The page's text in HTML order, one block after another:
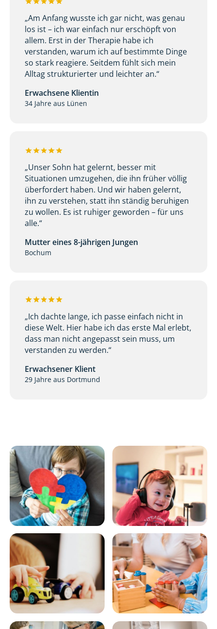
„Am Anfang wusste ich gar nicht, was genau
los ist – ich war einfach nur erschöpft von
allem. Erst in der Therapie habe ich
verstanden, warum ich auf bestimmte Dinge
so stark reagiere. Seitdem fühlt sich mein
Alltag strukturierter und leichter an.“
Erwachsene Klientin
34 Jahre aus Lünen
„Unser Sohn hat gelernt, besser mit
Situationen umzugehen, die ihn früher völlig
überfordert haben. Und wir haben gelernt,
ihn zu verstehen, statt ihn ständig beruhigen
zu wollen. Es ist ruhiger geworden – für uns
alle.“
Mutter eines 8-jährigen Jungen
Bochum
„Ich dachte lange, ich passe einfach nicht in
diese Welt. Hier habe ich das erste Mal erlebt,
dass man nicht angepasst sein muss, um
verstanden zu werden.“
Erwachsener Klient
29 Jahre aus Dortmund